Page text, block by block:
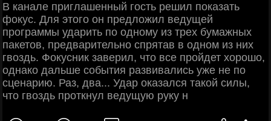
В канале приглашенный гость решил показать
фокус. Для этого он предложил ведущей
программы ударить по одному из трех бумажных
пакетов, предварительно спрятав в одном из них
гвоздь. Фокусник заверил, что все пройдет хорошо,
однако дальше события развивались уже не по
сценарию. Раз, два... Удар оказался такой силы,
что гвоздь проткнул ведущую руку н